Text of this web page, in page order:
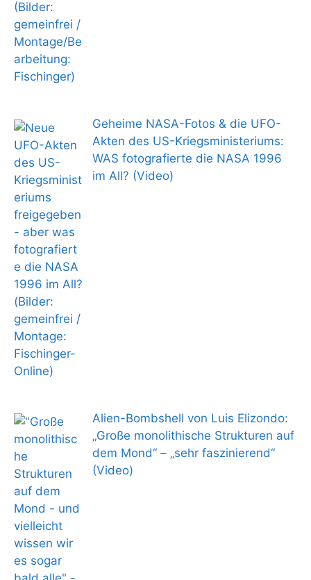
Geheime NASA-Fotos & die UFO-
Akten des US-Kriegsministeriums:
WAS fotografierte die NASA 1996
im All? (Video)
Alien-Bombshell von Luis Elizondo:
„Große monolithische Strukturen auf
dem Mond“ – „sehr faszinierend“
(Video)